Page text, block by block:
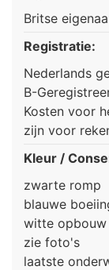
Britse
Registratie:
Nederlands
B-
Kosten voor
zijn voor
Kleur /
zwarte romp
blauwe
witte opbouw
zie foto's
laatste